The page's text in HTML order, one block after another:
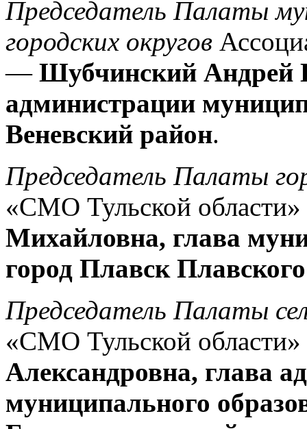
Председатель Палаты
городских округов
— Шубчинский Андрей
администрации
Веневский район.
Председатель Палаты
«СМО Тульской
Михайловна, глава
город Плавск
Председатель Палаты
«СМО Тульской
Александровна, глава
муниципального